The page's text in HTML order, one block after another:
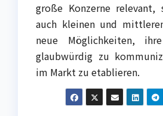
große Konzerne relevant,
auch kleinen und
neue Möglichkeiten,
glaubwürdig zu
im Markt zu etablieren.